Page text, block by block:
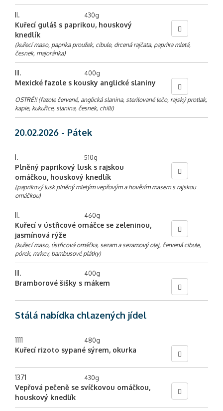
II. 430g
Kuřecí guláš s paprikou, houskový
knedlík
(kuřecí maso, paprika proužek, cibule, drcená rajčata, paprika mletá,
česnek, majoránka)
III. 400g
Mexické fazole s kousky anglické slaniny
OSTRÉ!! (fazole červené, anglická slanina, sterilované lečo, rajský protlak,
kapie, kukuřice, slanina, česnek, chilli)
20.02.2026 - Pátek
I. 510g
Plněný paprikový lusk s rajskou
omáčkou, houskový knedlík
(paprikový lusk plněný mletým vepřovým a hovězím masem s rajskou
omáčkou)
II. 460g
Kuřecí v ústřicové omáčce se zeleninou,
jasmínová rýže
(kuřecí maso, ústřicová omáčka, sezam a sezamový olej, červená cibule,
pórek, mrkev, bambusové plátky)
III. 400g
Bramborové šišky s mákem
Stálá nabídka chlazených jídel
1111 480g
Kuřecí rizoto sypané sýrem, okurka
1371 430g
Vepřová pečeně se svíčkovou omáčkou,
houskový knedlík